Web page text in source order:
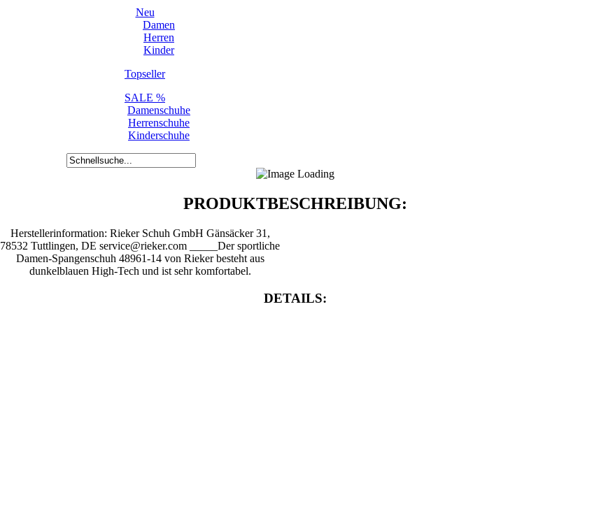
Neu
Damen
Herren
Kinder
Topseller
SALE %
Damenschuhe
Herrenschuhe
Kinderschuhe
PRODUKTBESCHREIBUNG:
Herstellerinformation: Rieker Schuh GmbH Gänsäcker 31,
78532 Tuttlingen, DE service@rieker.com _____Der sportliche
Damen-Spangenschuh 48961-14 von Rieker besteht aus
dunkelblauen High-Tech und ist sehr komfortabel.
DETAILS: